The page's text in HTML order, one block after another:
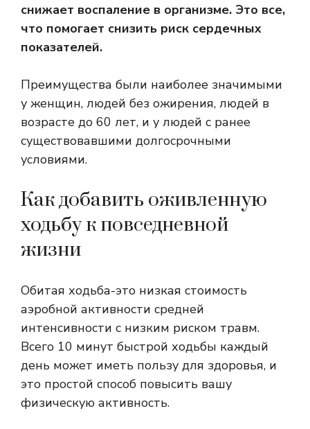
снижает воспаление в организме. Это все,
что помогает снизить риск сердечных
показателей.
Преимущества были наиболее значимыми
у женщин, людей без ожирения, людей в
возрасте до 60 лет, и у людей с ранее
существовавшими долгосрочными
условиями.
Как добавить оживленную
ходьбу к повседневной
жизни
Обитая ходьба-это низкая стоимость
аэробной активности средней
интенсивности с низким риском травм.
Всего 10 минут быстрой ходьбы каждый
день может иметь пользу для здоровья, и
это простой способ повысить вашу
физическую активность.